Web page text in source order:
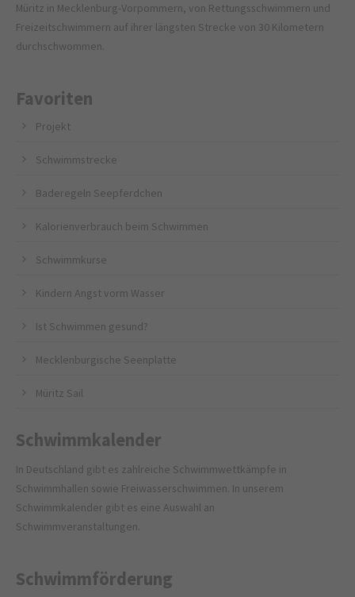
Müritz in Mecklenburg-Vorpommern, von Rettungsschwimmern und
Freizeitschwimmern auf ihrer längsten Strecke von 30 Kilometern
durchschwommen.
Favoriten
Projekt
Schwimmstrecke
Baderegeln Seepferdchen
Kalorienverbrauch beim Schwimmen
Schwimmkurse
Kindern Angst vorm Wasser
Ist Schwimmen gesund?
Mecklenburgische Seenplatte
Müritz Sail
Schwimmkalender
In Deutschland gibt es zahlreiche Schwimmwettkämpfe in
Schwimmhallen sowie Freiwasserschwimmen. In unserem
Schwimmkalender gibt es eine Auswahl an
Schwimmveranstaltungen.
Schwimmförderung